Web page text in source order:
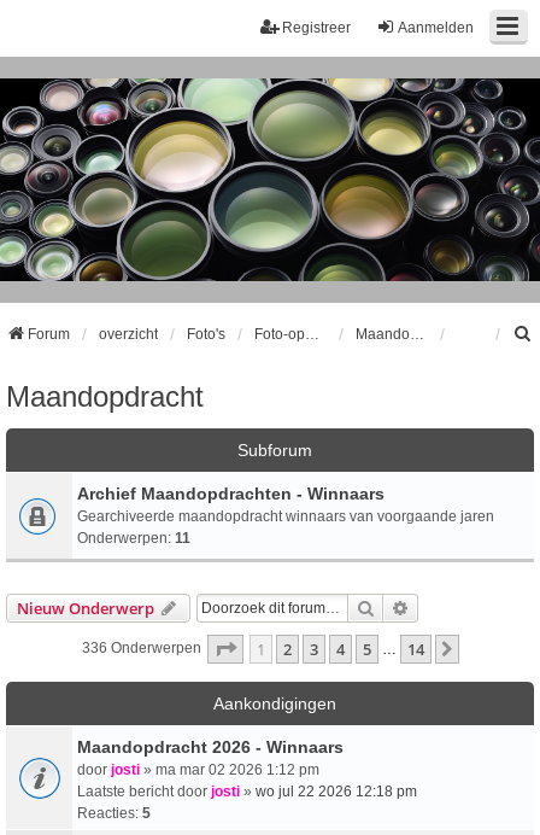
Aanmelden
Registreer
Forum overzicht Foto's
Maandopdracht
Subforum
Archief Maandopdrachten - Winnaars
Gearchiveerde maandopdracht winnaars van voorgaande jaren
Onderwerpen: 11
Nieuw Onderwerp Zoek
336 Onderwerpen Pagina Van14
1 2 3 4 5 14
Aankondigingen
Maandopdracht 2026 - Winnaars
door josti » ma mar 02 2026 1:12 pm
Laatste bericht door josti » wo jul 22 2026 12:18 pm
Reacties: 5